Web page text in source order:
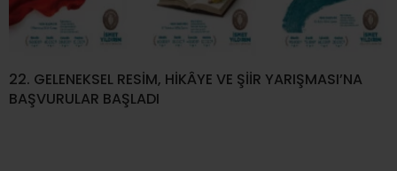
22. GELENEKSEL RESİM, HİKÂYE VE ŞİİR YARIŞMASI’NA
BAŞVURULAR BAŞLADI